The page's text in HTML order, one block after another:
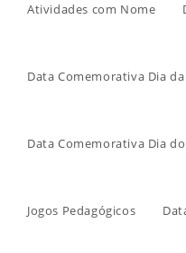
Atividades com Nome
Data Comemorativa Dia
Data Comemorativa Dia
Jogos Pedagógicos